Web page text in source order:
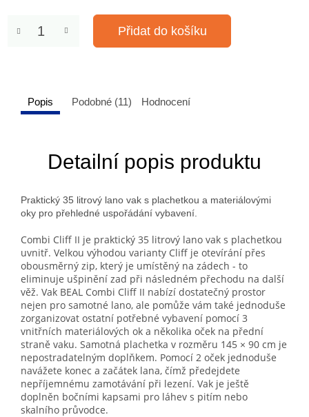
Přidat do košíku
Popis Podobné (11) Hodnocení
Detailní popis produktu
Praktický 35 litrový lano vak s plachetkou a materiálovými
oky pro přehledné uspořádání vybavení.
Combi Cliff II je praktický 35 litrový lano vak s plachetkou
uvnitř. Velkou výhodou varianty Cliff je otevírání přes
obousměrný zip, který je umístěný na zádech - to
eliminuje ušpinění zad při následném přechodu na další
věž. Vak BEAL Combi Cliff II nabízí dostatečný prostor
nejen pro samotné lano, ale pomůže vám také jednoduše
zorganizovat ostatní potřebné vybavení pomocí 3
vnitřních materiálových ok a několika oček na přední
straně vaku. Samotná plachetka v rozměru 145 × 90 cm je
nepostradatelným doplňkem. Pomocí 2 oček jednoduše
navážete konec a začátek lana, čímž předejdete
nepříjemnému zamotávání při lezení. Vak je ještě
doplněn bočními kapsami pro láhev s pitím nebo
skalního průvodce.